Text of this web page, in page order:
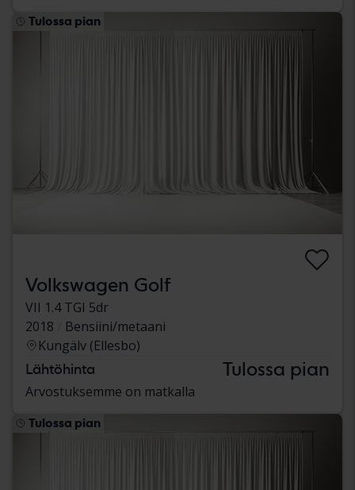
Tulossa pian
Volkswagen Golf
VII 1.4 TGI 5dr
2018
Bensiini/metaani
Kungälv (Ellesbo)
Lähtöhinta Tulossa pian
Arvostuksemme on matkalla
Tulossa pian